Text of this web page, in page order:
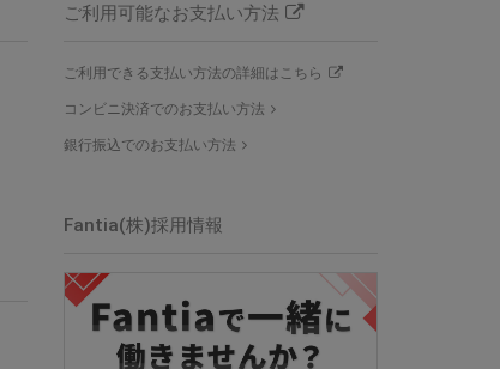
ご利用可能なお支払い方法
ご利用できる支払い方法の詳細はこちら
コンビニ決済でのお支払い方法
銀行振込でのお支払い方法
Fantia(株)採用情報